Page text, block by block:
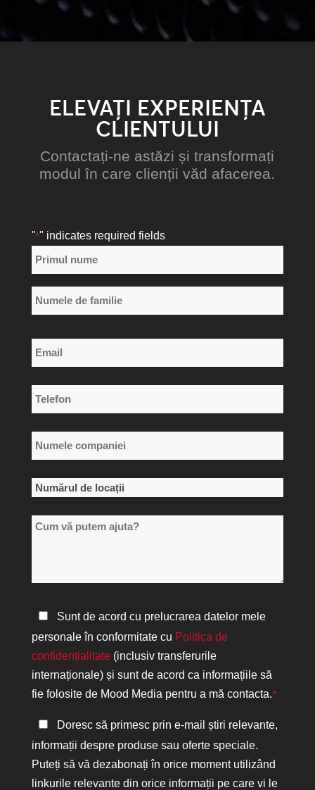
ELEVAȚI EXPERIENȚA
CLIENTULUI
Contactați-ne astăzi și transformați
modul în care clienții văd afacerea.
"*" indicates required fields
Nume
*
nume
de
Email
*
Telefon
*
Numele
companiei
*
Numărul
locații
Cum
ajuta?
Politica
de
confidențialitate
*
Sunt de acord cu prelucrarea datelor mele
personale în conformitate cu Politica de
confidențialitate(inclusiv transferurile
internaționale) și sunt de acord ca informațiile să
fie folosite de Mood Media pentru a mă contacta.*
Păstrați
legătura
Doresc să primesc prin e-mail știri relevante,
informații despre produse sau oferte speciale.
Puteți să vă dezabonați în orice moment utilizând
linkurile relevante din orice informații pe care vi le